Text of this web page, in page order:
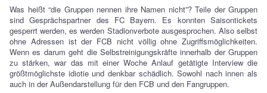
Was heißt “die Gruppen nennen ihre Namen nicht”? Teile der Gruppen
sind Gesprächspartner des FC Bayern. Es konnten Saisontickets
gesperrt werden, es werden Stadionverbote ausgesprochen. Also selbst
ohne Adressen ist der FCB nicht völlig ohne Zugriffsmöglichkeiten.
Wenn es darum geht die Selbstreinigungskräfte innerhalb der Gruppen
zu stärken, war das mit einer Woche Anlauf getätigte Interview die
größtmöglichste idiotie und denkbar schädlich. Sowohl nach innen als
auch in der Außendarstellung für den FCB und den Fangruppen.